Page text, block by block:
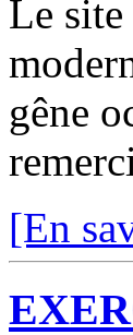
Le
gêne
[En